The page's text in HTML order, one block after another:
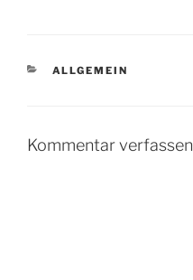
KATEGORIEN
ALLGEMEIN
Kommentar verfassen